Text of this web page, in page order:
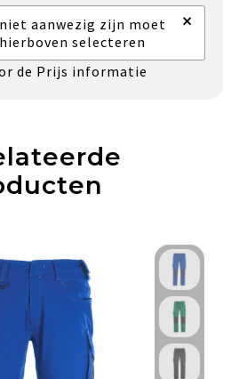
aanwezig zijn moet
selecteren
×
de Prijs informatie